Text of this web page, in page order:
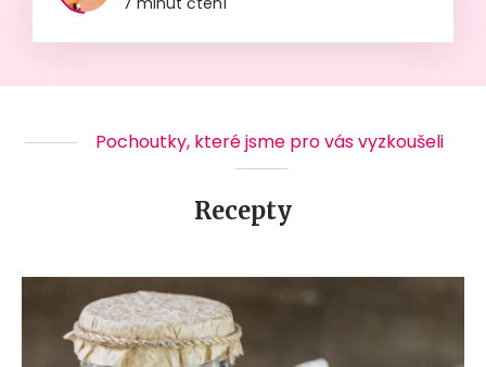
Pochoutky, které jsme pro vás vyzkoušeli
Recepty